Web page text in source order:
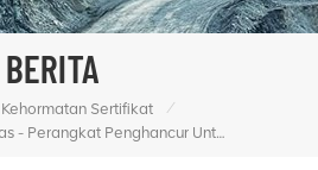
BERITA
Kehormatan Sertifikat
/
Paten Model Utilitas - Perangkat Penghancur Untuk Batu Gunung